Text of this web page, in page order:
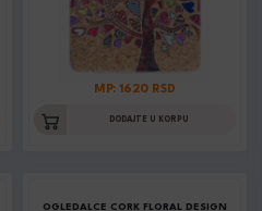
MP: 1620 RSD
DODAJTE U KORPU
OGLEDALCE CORK FLORAL DESIGN